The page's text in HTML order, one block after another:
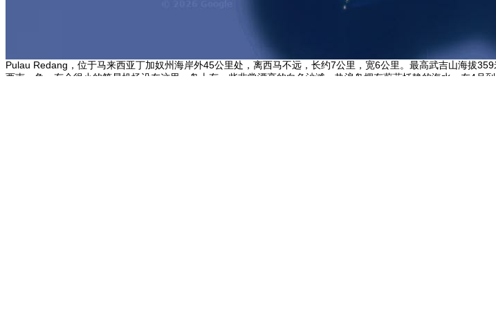
Pulau Redang，位于马来西亚丁加奴州海岸外45公里处，离西马不远，长约7公里，宽6公里。最高武吉山海拔
西南一角。有个很小的简易机场设在这里，岛上有一些非常漂亮的白色沙滩。热浪岛拥有蔚蓝恬静的海水，在4